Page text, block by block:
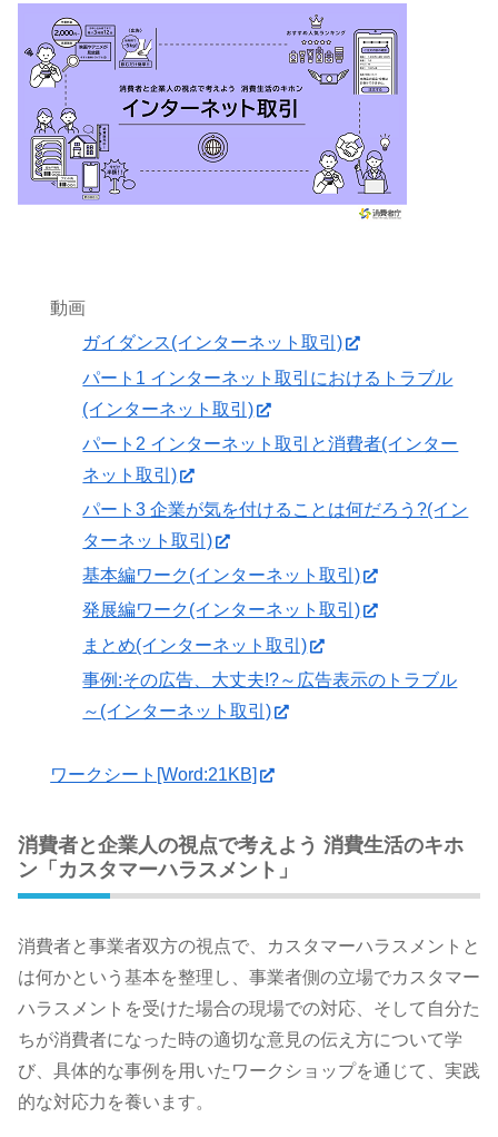
動画
ガイダンス(インターネット取引)
パート1 インターネット取引におけるトラブル
(インターネット取引)
パート2 インターネット取引と消費者(インター
ネット取引)
パート3 企業が気を付けることは何だろう?(イン
ターネット取引)
基本編ワーク(インターネット取引)
発展編ワーク(インターネット取引)
まとめ(インターネット取引)
事例:その広告、大丈夫!?～広告表示のトラブル
～(インターネット取引)
ワークシート[Word:21KB]
消費者と企業人の視点で考えよう 消費生活のキホ
ン「カスタマーハラスメント」
消費者と事業者双方の視点で、カスタマーハラスメントと
は何かという基本を整理し、事業者側の立場でカスタマー
ハラスメントを受けた場合の現場での対応、そして自分た
ちが消費者になった時の適切な意見の伝え方について学
び、具体的な事例を用いたワークショップを通じて、実践
的な対応力を養います。